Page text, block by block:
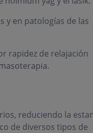
y en patologías de las
rapidez de relajación
reduciendo la
de diversos tipos de